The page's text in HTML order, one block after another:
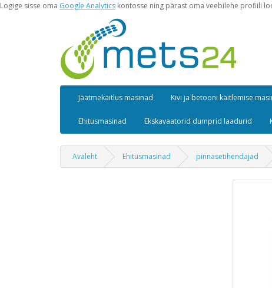
Logige sisse oma Google Analytics kontosse ning pärast oma veebilehe profiili
Jäätmekäitlus masinad Kivi ja betooni käitlemise
Ehitusmasinad Ekskavaatorid dumprid laadurid
Avaleht Ehitusmasinad pinnasetihendajad